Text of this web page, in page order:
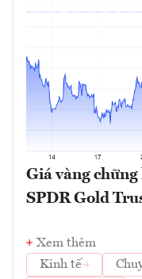
Giá vàng
SPDR Gold
Xem thêm
Kinh tế